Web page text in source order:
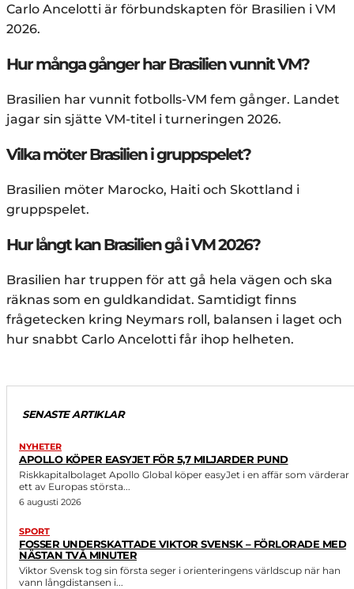
Carlo Ancelotti är förbundskapten för Brasilien i VM
2026.
Hur många gånger har Brasilien vunnit VM?
Brasilien har vunnit fotbolls-VM fem gånger. Landet
jagar sin sjätte VM-titel i turneringen 2026.
Vilka möter Brasilien i gruppspelet?
Brasilien möter Marocko, Haiti och Skottland i
gruppspelet.
Hur långt kan Brasilien gå i VM 2026?
Brasilien har truppen för att gå hela vägen och ska
räknas som en guldkandidat. Samtidigt finns
frågetecken kring Neymars roll, balansen i laget och
hur snabbt Carlo Ancelotti får ihop helheten.
SENASTE ARTIKLAR
NYHETER
APOLLO KÖPER EASYJET FÖR 5,7 MILJARDER PUND
Riskkapitalbolaget Apollo Global köper easyJet i en affär som värderar
ett av Europas största...
6 augusti 2026
SPORT
FOSSER UNDERSKATTADE VIKTOR SVENSK – FÖRLORADE MED
NÄSTAN TVÅ MINUTER
Viktor Svensk tog sin första seger i orienteringens världscup när han
vann långdistansen i...